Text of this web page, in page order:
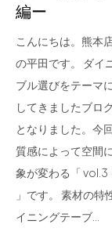
フラッグシッ
熊本店
Arv
編ー
こんにちは。熊本
の平田です。 ダイ
ブル選びをテーマ
してきましたブロ
となりました。今
質感によって空間
象が変わる「 vol.3
」です。 素材の特
イニングテーブ…